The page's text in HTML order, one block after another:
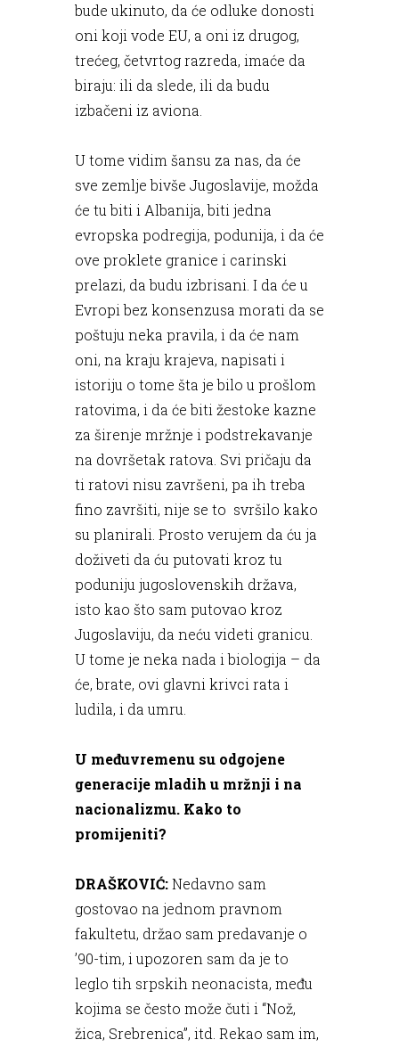
bude ukinuto, da će odluke donosti
oni koji vode EU, a oni iz drugog,
trećeg, četvrtog razreda, imaće da
biraju: ili da slede, ili da budu
izbačeni iz aviona.
U tome vidim šansu za nas, da će
sve zemlje bivše Jugoslavije, možda
će tu biti i Albanija, biti jedna
evropska podregija, podunija, i da će
ove proklete granice i carinski
prelazi, da budu izbrisani. I da će u
Evropi bez konsenzusa morati da se
poštuju neka pravila, i da će nam
oni, na kraju krajeva, napisati i
istoriju o tome šta je bilo u prošlom
ratovima, i da će biti žestoke kazne
za širenje mržnje i podstrekavanje
na dovršetak ratova. Svi pričaju da
ti ratovi nisu završeni, pa ih treba
fino završiti, nije se to svršilo kako
su planirali. Prosto verujem da ću ja
doživeti da ću putovati kroz tu
poduniju jugoslovenskih država,
isto kao što sam putovao kroz
Jugoslaviju, da neću videti granicu.
U tome je neka nada i biologija – da
će, brate, ovi glavni krivci rata i
ludila, i da umru.
U međuvremenu su odgojene
generacije mladih u mržnji i na
nacionalizmu. Kako to
promijeniti?
DRAŠKOVIĆ:Nedavno sam
gostovao na jednom pravnom
fakultetu, držao sam predavanje o
’90-tim, i upozoren sam da je to
leglo tih srpskih neonacista, među
kojima se često može čuti i “Nož,
žica, Srebrenica”, itd. Rekao sam im,